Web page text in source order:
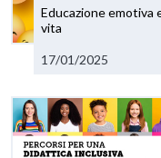
Educazione emotiva
vita
17/01/2025